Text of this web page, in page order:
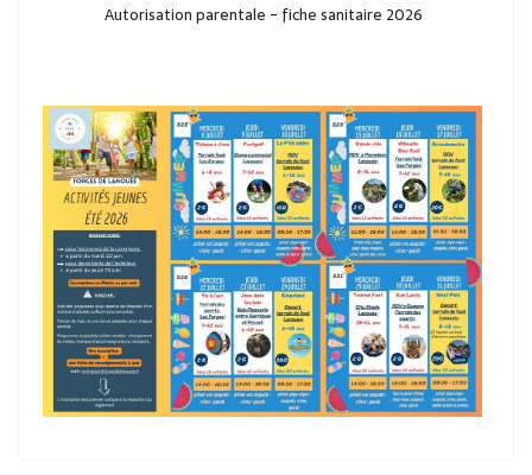
Autorisation parentale - fiche sanitaire 2026